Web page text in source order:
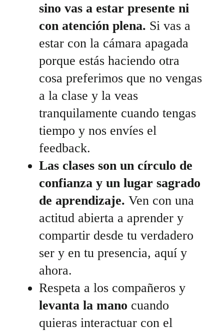
sino vas a estar presente ni
con atención plena. Si vas a
estar con la cámara apagada
porque estás haciendo otra
cosa preferimos que no vengas
a la clase y la veas
tranquilamente cuando tengas
tiempo y nos envíes el
feedback.
Las clases son un círculo de
confianza y un lugar sagrado
de aprendizaje. Ven con una
actitud abierta a aprender y
compartir desde tu verdadero
ser y en tu presencia, aquí y
ahora.
Respeta a los compañeros y
levanta la mano cuando
quieras interactuar con el